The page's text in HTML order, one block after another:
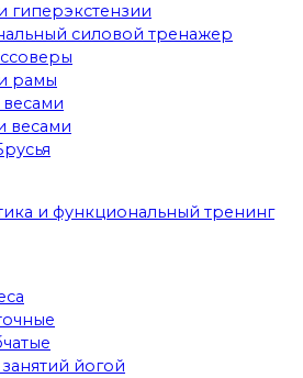
гиперэкстензии
силовой тренажер
рамы
весами
и функциональный тренинг
йогой